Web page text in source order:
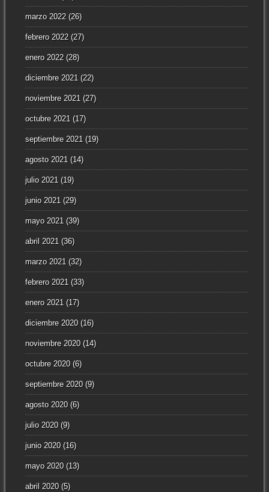
marzo 2022(26)
febrero 2022(27)
enero 2022(28)
diciembre 2021(22)
noviembre 2021(27)
octubre 2021(17)
septiembre 2021(19)
agosto 2021(14)
julio 2021(19)
junio 2021(29)
mayo 2021(39)
abril 2021(36)
marzo 2021(32)
febrero 2021(33)
enero 2021(17)
diciembre 2020(16)
noviembre 2020(14)
octubre 2020(6)
septiembre 2020(9)
agosto 2020(6)
julio 2020(9)
junio 2020(16)
mayo 2020(13)
abril 2020(5)